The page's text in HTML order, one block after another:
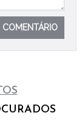
COMENTÁRIO